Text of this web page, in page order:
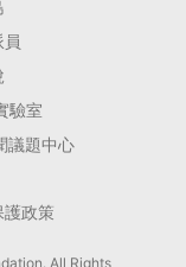
驗室
議題中心
政策
All Rights